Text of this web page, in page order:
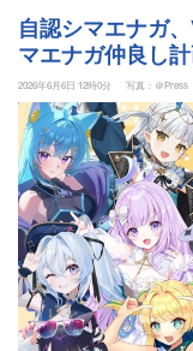
自認シマエナガ
マエナガ仲良し
2026年6月6日 12時0分 写真：＠Press